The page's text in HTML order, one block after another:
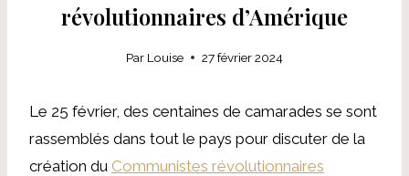
révolutionnaires d’Amérique
Par Louise 27 février 2024
Le 25 février, des centaines de camarades se sont
rassemblés dans tout le pays pour discuter de la
création du Communistes révolutionnaires